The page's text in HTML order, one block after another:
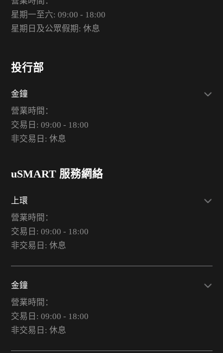
星期一至六: 09:00 - 18:00
星期日及公眾假期: 休息
投行部
金鐘
營業時間：
交易日: 09:00 - 18:00
非交易日: 休息
uSMART 服務網絡
上環
營業時間：
交易日: 09:00 - 18:00
非交易日: 休息
金鐘
營業時間：
交易日: 09:00 - 18:00
非交易日: 休息